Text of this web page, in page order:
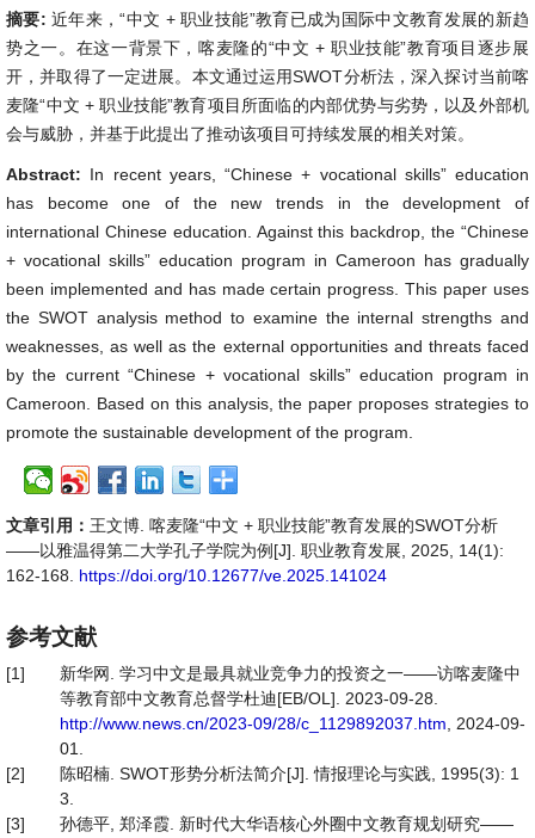
摘要:近年来，“中文 + 职业技能”教育已成为国际中文教育发展的新趋
势之一。在这一背景下，喀麦隆的“中文 + 职业技能”教育项目逐步展
开，并取得了一定进展。本文通过运用SWOT分析法，深入探讨当前喀
麦隆“中文 + 职业技能”教育项目所面临的内部优势与劣势，以及外部机
会与威胁，并基于此提出了推动该项目可持续发展的相关对策。
Abstract: In recent years, “Chinese + vocational skills” education
has become one of the new trends in the development of
international Chinese education. Against this backdrop, the “Chinese
+ vocational skills” education program in Cameroon has gradually
been implemented and has made certain progress. This paper uses
the SWOT analysis method to examine the internal strengths and
weaknesses, as well as the external opportunities and threats faced
by the current “Chinese + vocational skills” education program in
Cameroon. Based on this analysis, the paper proposes strategies to
promote the sustainable development of the program.
文章引用： 王文博. 喀麦隆“中文 + 职业技能”教育发展的SWOT分析
——以雅温得第二大学孔子学院为例[J]. 职业教育发展, 2025, 14(1):
162-168. https://doi.org/10.12677/ve.2025.141024
参考文献
[1]
新华网. 学习中文是最具就业竞争力的投资之一——访喀麦隆中
等教育部中文教育总督学杜迪[EB/OL]. 2023-09-28.
http://www.news.cn/2023-09/28/c_1129892037.htm , 2024-09-
01.
[2]
陈昭楠. SWOT形势分析法简介[J]. 情报理论与实践, 1995(3): 1
3.
[3]
孙德平, 郑泽霞. 新时代大华语核心外圈中文教育规划研究——